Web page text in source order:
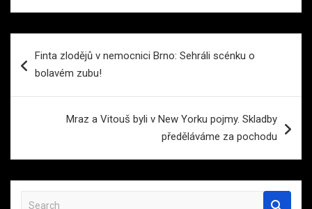
proFinta zlodějů v nemocnici Brno: Sehráli scénku o
bolavém zubu!
Mraz a Vitouš byli v New Yorku pojmy. Skladby
předěláváme za pochodu